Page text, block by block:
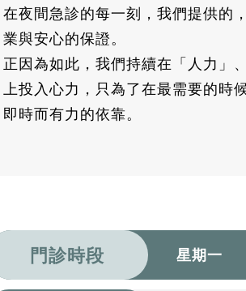
在夜間急診的每一刻，我們提供的
業與安心的保證。
正因為如此，我們持續在「人力」
上投入心力，只為了在最需要的時
即時而有力的依靠。
門診時段 星期一